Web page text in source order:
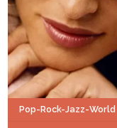
Pop-Rock-Jazz-World